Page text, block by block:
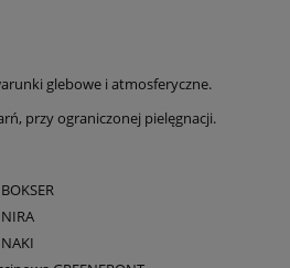
glebowe i atmosferyczne.
przy ograniczonej pielęgnacji.